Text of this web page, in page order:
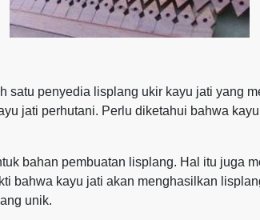
satu penyedia lisplang ukir kayu jati yang
jati perhutani. Perlu diketahui bahwa
bahan pembuatan lisplang. Hal itu juga
bahwa kayu jati akan menghasilkan
unik.